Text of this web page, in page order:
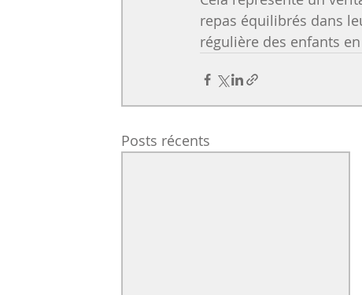
repas équilibrés dans
régulière des enfants
Posts récents